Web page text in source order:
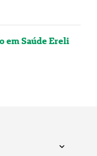
em Saúde Ereli